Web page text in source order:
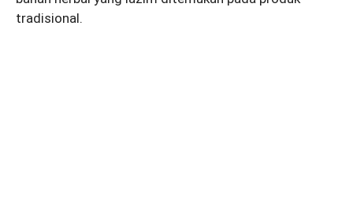
tradisional.